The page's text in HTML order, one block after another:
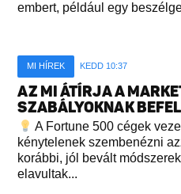
embert, például egy
MI HÍREK KEDD 10:37
AZ MI ÁTÍRJA A
SZABÁLYOKNAK
A Fortune 500 cégek
kénytelenek szembenézni
korábbi, jól bevált
elavultak...